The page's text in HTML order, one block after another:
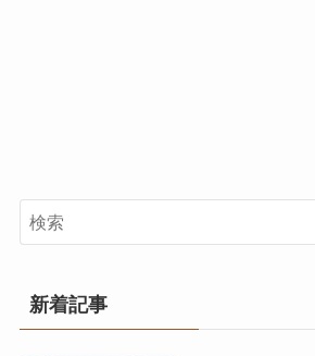
新着記事